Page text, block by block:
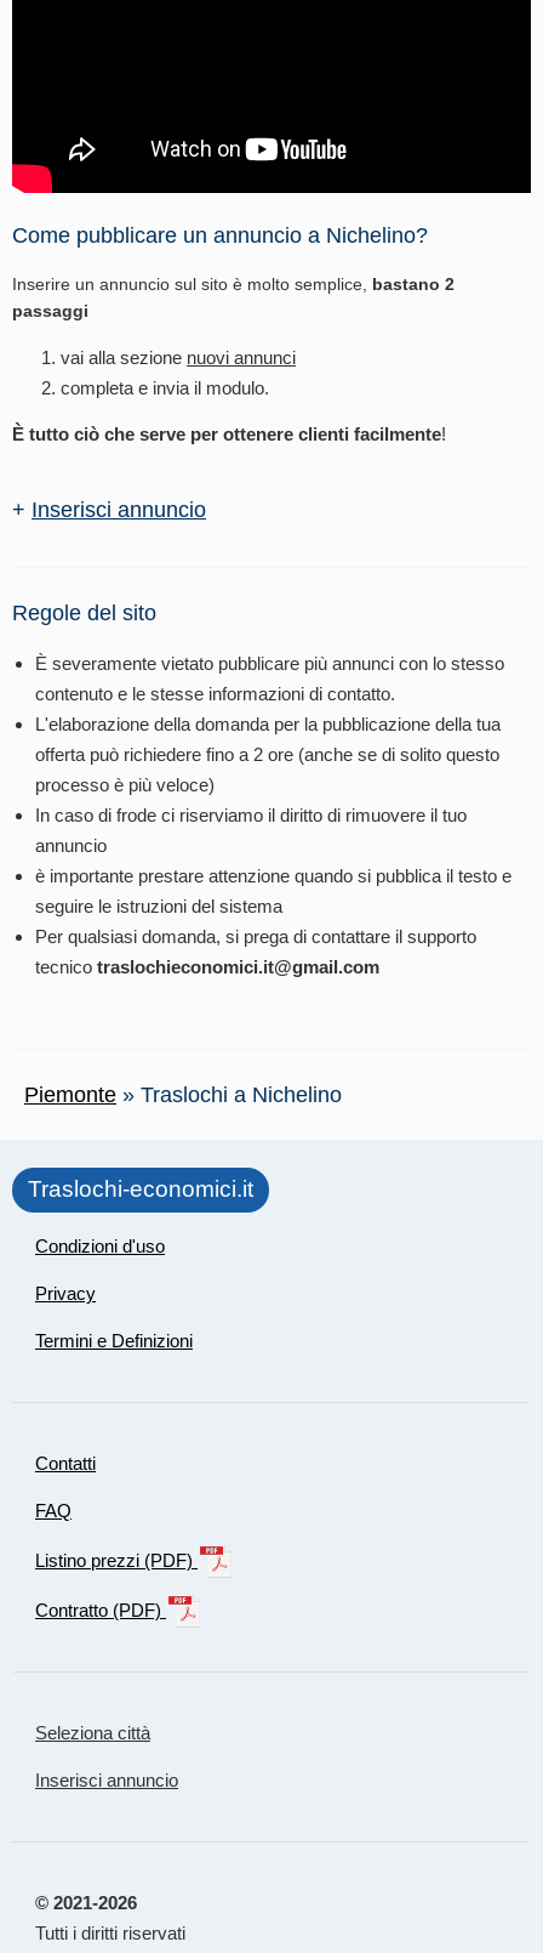
Come pubblicare un annuncio a Nichelino?
Inserire un annuncio sul sito è molto semplice, bastano 2
passaggi
vai alla sezione nuovi annunci
completa e invia il modulo.
È tutto ciò che serve per ottenere clienti facilmente!
+ Inserisci annuncio
Regole del sito
È severamente vietato pubblicare più annunci con lo stesso
contenuto e le stesse informazioni di contatto.
L'elaborazione della domanda per la pubblicazione della tua
offerta può richiedere fino a 2 ore (anche se di solito questo
processo è più veloce)
In caso di frode ci riserviamo il diritto di rimuovere il tuo
annuncio
è importante prestare attenzione quando si pubblica il testo e
seguire le istruzioni del sistema
Per qualsiasi domanda, si prega di contattare il supporto
tecnico traslochieconomici.it@gmail.com
Piemonte » Traslochi a Nichelino
Traslochi-economici.it
Condizioni d'uso
Privacy
Termini e Definizioni
Contatti
FAQ
Listino prezzi (PDF)
Contratto (PDF)
Seleziona città
Inserisci annuncio
© 2021-2026
Tutti i diritti riservati